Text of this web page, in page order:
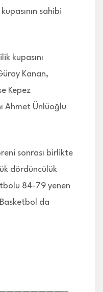
sahibi
kupasını
Kanan,
Kepez
Ahmet Ünlüoğlu
sonrası birlikte
dördüncülük
84-79 yenen
da